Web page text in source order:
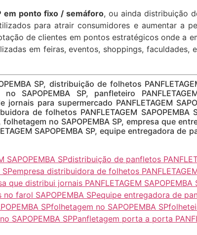
em ponto fixo / semáforo, ou ainda distribuição
para atrair consumidores e aumentar a
de clientes em pontos estratégicos onde a
em feiras, eventos, shoppings,
SP, distribuição de folhetos
no SAPOPEMBA SP, panfleteiro
jornais para supermercado PANFLETAGEM
de folhetos PANFLETAGEM
no SAPOPEMBA SP, empresa que
SAPOPEMBA SP, equipe entregadora de
SAPOPEMBA SPdistribuição de panfletos
SPempresa distribuidora de folhetos
que distribui jornais PANFLETAGEM SAPOPEMBA
farol SAPOPEMBA SPequipe entregadora de
SPfolhetagem no SAPOPEMBA SP
SAPOPEMBA SPPanfletagem porta a porta